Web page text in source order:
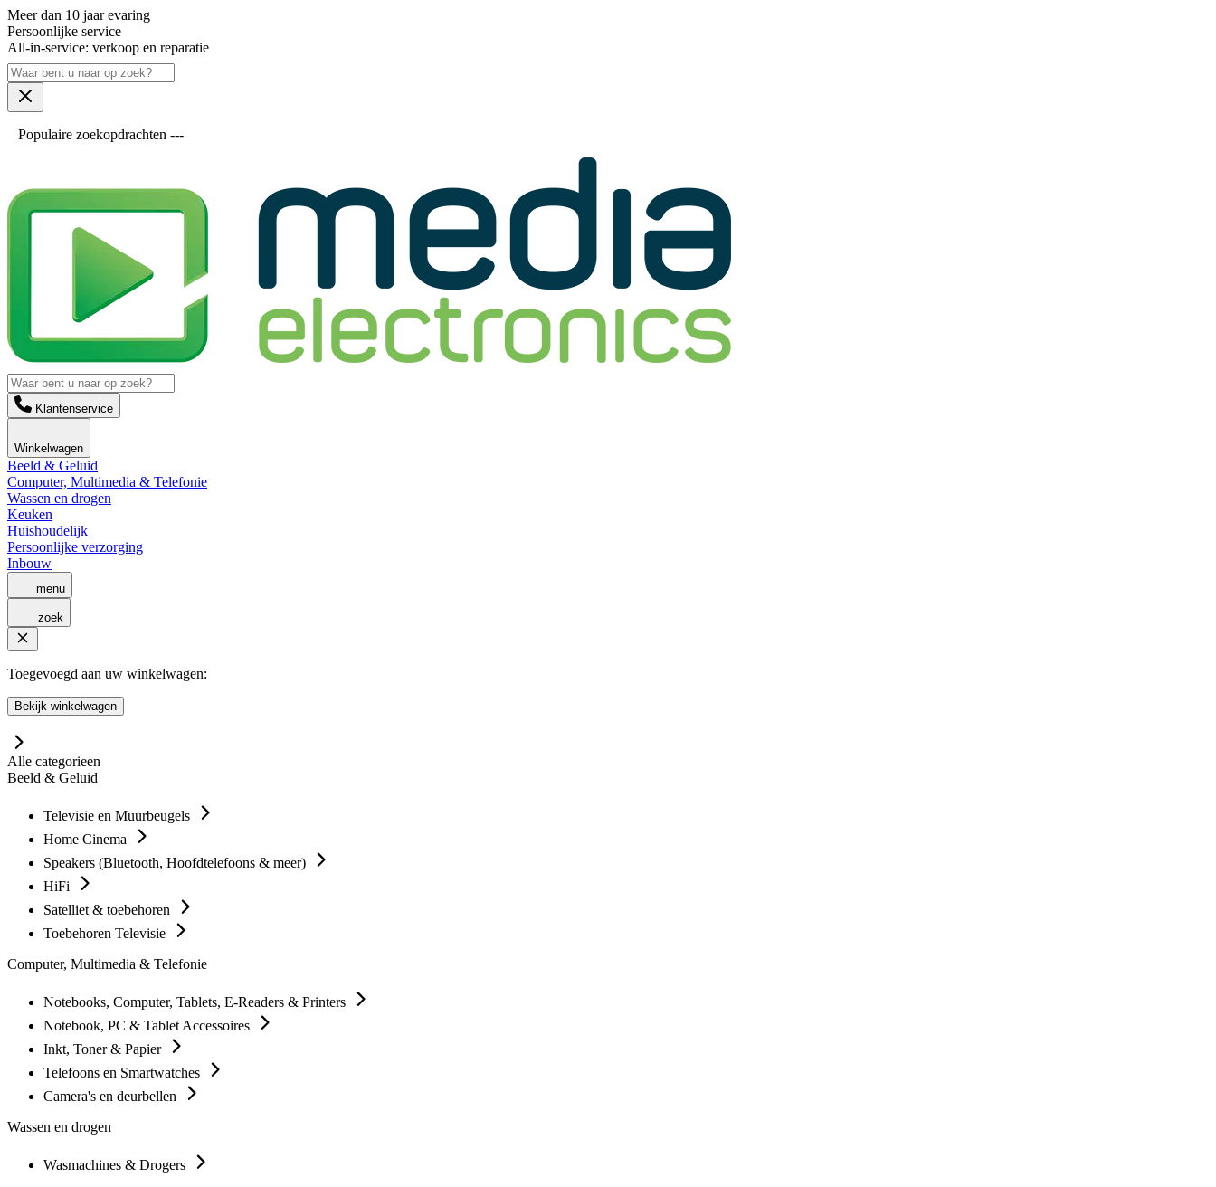
Meer dan 10 jaar evaring
Persoonlijke service
All-in-service: verkoop en reparatie
Populaire zoekopdrachten ---
Klantenservice
Winkelwagen
Beeld & Geluid
Computer, Multimedia & Telefonie
Wassen en drogen
Keuken
Huishoudelijk
Persoonlijke verzorging
Inbouw
menu
zoek
Toegevoegd aan uw winkelwagen:
Bekijk winkelwagen
Alle categorieen
Beeld & Geluid
Televisie en Muurbeugels
Home Cinema
Speakers (Bluetooth, Hoofdtelefoons & meer)
HiFi
Satelliet & toebehoren
Toebehoren Televisie
Computer, Multimedia & Telefonie
Notebooks, Computer, Tablets, E-Readers & Printers
Notebook, PC & Tablet Accessoires
Inkt, Toner & Papier
Telefoons en Smartwatches
Camera's en deurbellen
Wassen en drogen
Wasmachines & Drogers